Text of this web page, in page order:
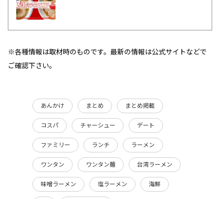
※各種情報は取材時のものです。最新の情報は公式サイトなどで
ご確認下さい。
あんかけ まとめ まとめ掲載
コスパ チャーシュー デート
ファミリー ランチ ラーメン
ワンタン ワンタン麺 台湾ラーメン
味噌ラーメン 塩ラーメン 海鮮